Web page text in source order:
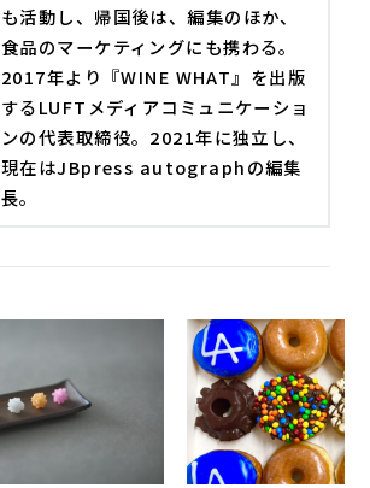
も活動し、帰国後は、編集のほか、
食品のマーケティングにも携わる。
2017年より『WINE WHAT』を出版
するLUFTメディアコミュニケーショ
ンの代表取締役。2021年に独立し、
現在はJBpress autographの編集
長。